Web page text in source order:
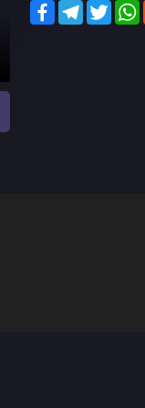
FacebookTelegram